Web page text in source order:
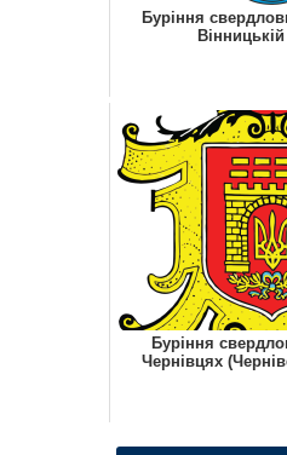
Буріння
Буріння
Чернівцях